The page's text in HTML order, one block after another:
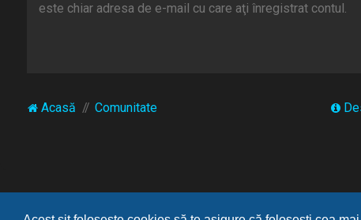
este chiar adresa de e-mail cu care aţi înregistrat contul.
Acasă Comunitate